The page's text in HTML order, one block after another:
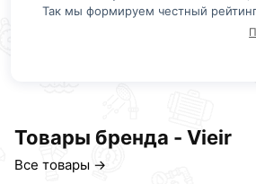
Так мы формируем честный
Товары бренда - Vieir
Все товары →